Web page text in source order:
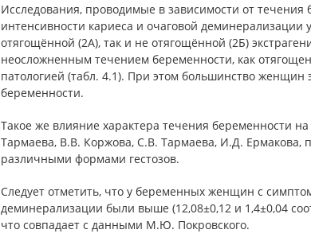
Исследования, проводимые в зависимости от
интенсивности кариеса и очаговой
отягощённой (2А), так и не отягощённой (2Б)
неосложненным течением беременности, как
патологией (табл. 4.1). При этом большинство
беременности.
Такое же влияние характера течения беременности
Тармаева, В.В. Коржова, С.В. Тармаева, И.Д.
различными формами гестозов.
Следует отметить, что у беременных женщин с
деминерализации были выше (12,08±0,12 и 1,4±0,04
что совпадает с данными М.Ю. Покровского.